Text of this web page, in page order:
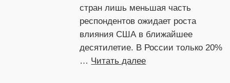
стран лишь меньшая часть
респондентов ожидает роста
влияния США в ближайшее
десятилетие. В России только 20%
… Читать далее: